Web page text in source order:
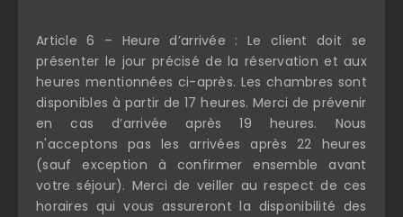
Article 6 – Heure d’arrivée : Le client doit se
présenter le jour précisé de la réservation et aux
heures mentionnées ci-après. Les chambres sont
disponibles à partir de 17 heures. Merci de prévenir
en cas d’arrivée après 19 heures. Nous
n'acceptons pas les arrivées après 22 heures
(sauf exception à confirmer ensemble avant
votre séjour). Merci de veiller au respect de ces
horaires qui vous assureront la disponibilité des